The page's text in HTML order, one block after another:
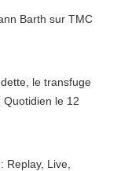
Barth sur TMC
le transfuge
le 12
Replay, Live,